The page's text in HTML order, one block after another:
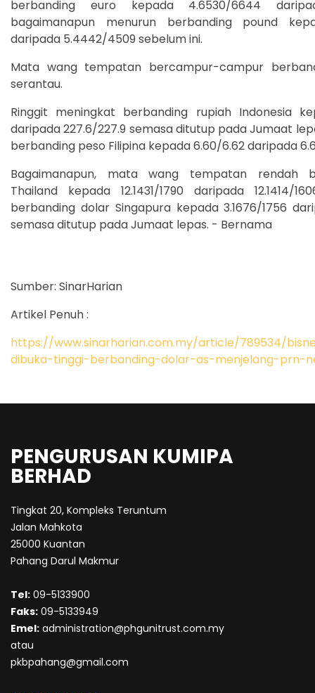
berbanding euro kepada 4.6530/6644
bagaimanapun menurun berbanding pound
daripada 5.4442/4509 sebelum ini.
Mata wang tempatan bercampur-campur
serantau.
Ringgit meningkat berbanding rupiah Indonesia
daripada 227.6/227.9 semasa ditutup pada Jumaat
berbanding peso Filipina kepada 6.60/6.62 daripada
Bagaimanapun, mata wang tempatan rendah
Thailand kepada 12.1431/1790 daripada 12.1414/
berbanding dolar Singapura kepada 3.1676/1756
semasa ditutup pada Jumaat lepas. - Bernama
Sumber: SinarHarian
Artikel Penuh :
https://www.sinarharian.com.my/article/789534/
dibuka-tinggi-berbanding-dolar-as-menjelang-prn-
PENGURUSAN KUMIPA
BERHAD
Tingkat 20, Kompleks Teruntum
Jalan Mahkota
25000 Kuantan
Pahang Darul Makmur
Tel: 09-5133900
Faks: 09-5133949
Emel: administration@phgunitrust.com.my
atau
pkbpahang@gmail.com